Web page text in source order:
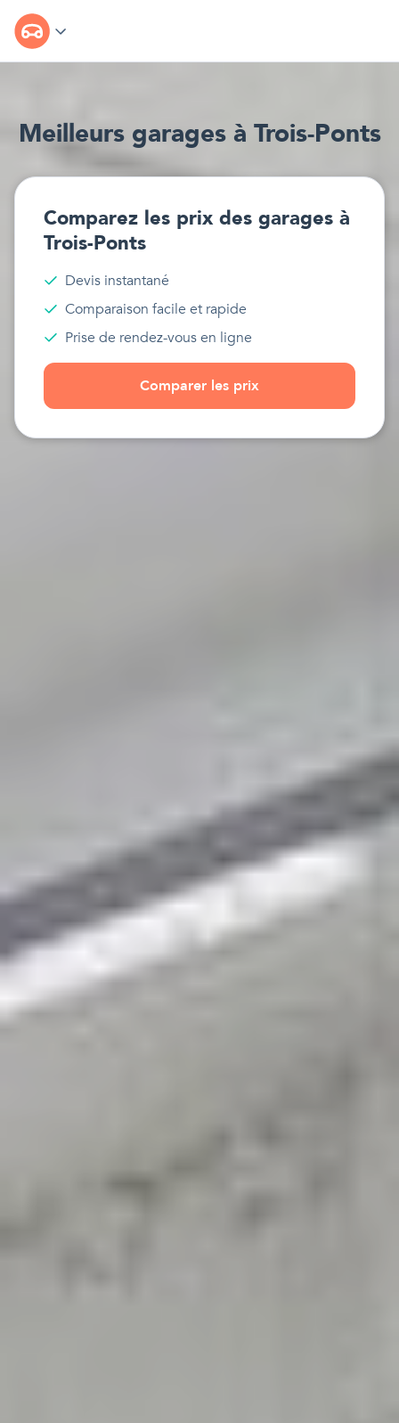
Meilleurs garagesà Trois-Ponts
Comparez les prix des garages à
Trois-Ponts
Devis instantané
Comparaison facile et rapide
Prise de rendez-vous en ligne
Comparer les prix